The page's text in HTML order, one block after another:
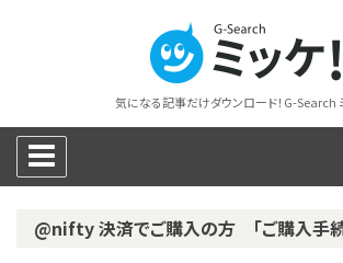
気になる記事だけダウンロード！G-Search
@nifty 決済でご購入の方 「ご購入手続